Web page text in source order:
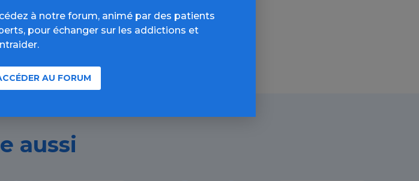
aussi
à notre forum, animé par des patients
pour échanger sur les addictions et
AU FORUM